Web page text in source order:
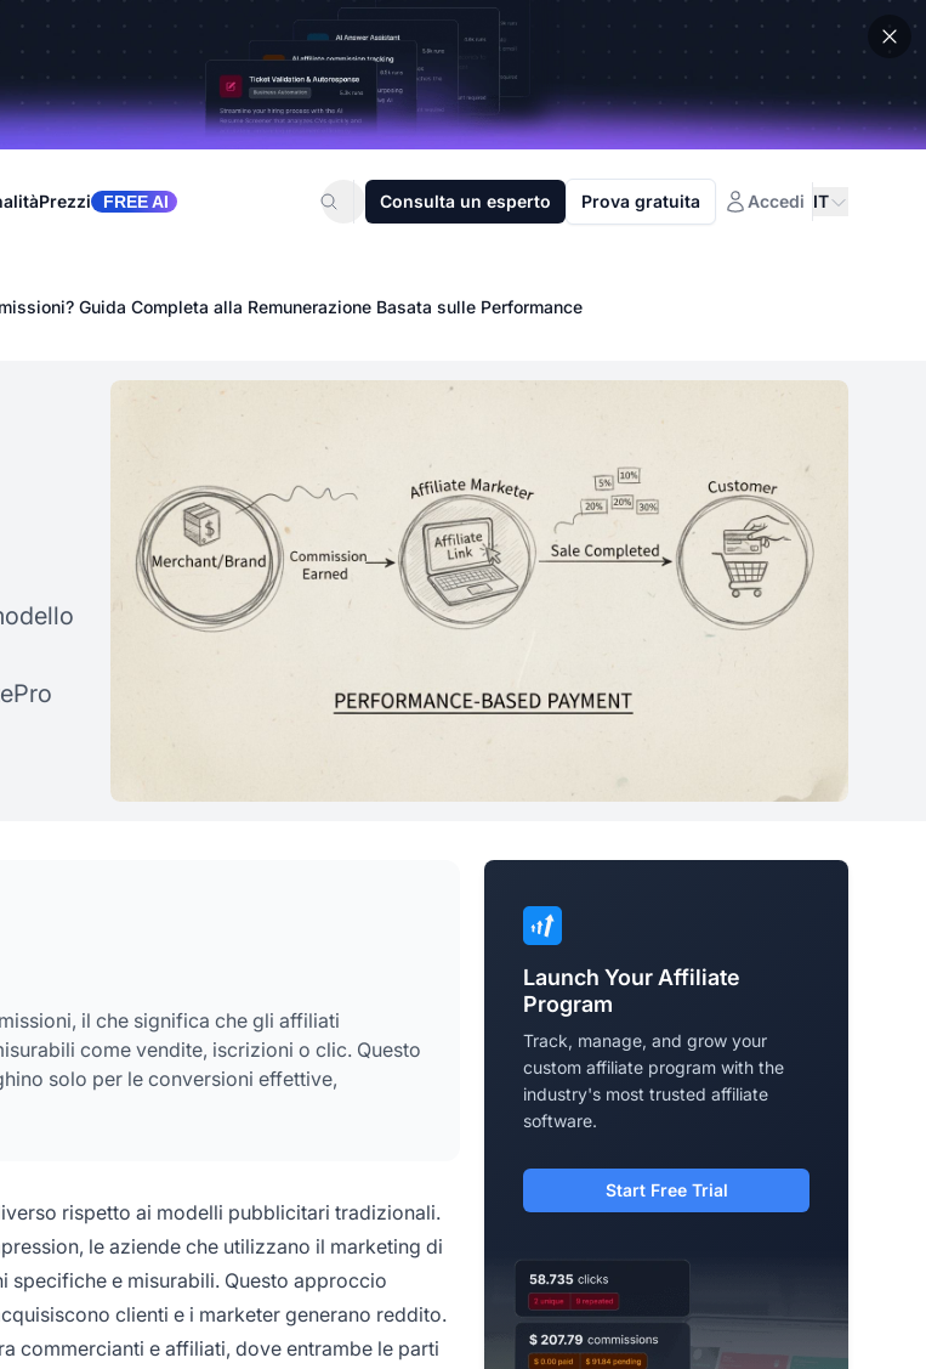
Prezzi FREE AI Consulta un esperto Prova gratuita Accedi IT
Guida Completa alla Remunerazione Basata sulle Performance
il che significa che gli affiliati
come vendite, iscrizioni o clic. Questo
solo per le conversioni effettive,
rispetto ai modelli pubblicitari tradizionali.
le aziende che utilizzano il marketing di
e misurabili. Questo approccio
clienti e i marketer generano reddito.
commercianti e affiliati, dove entrambe le parti
Launch Your Affiliate
Program
Track, manage, and grow your
custom affiliate program with the
industry's most trusted affiliate
software.
Start Free Trial